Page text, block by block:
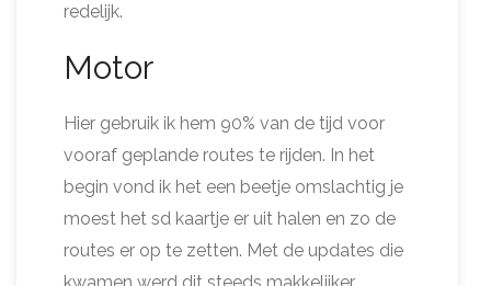
redelijk.
Motor
Hier gebruik ik hem 90% van de tijd voor
vooraf geplande routes te rijden. In het
begin vond ik het een beetje omslachtig je
moest het sd kaartje er uit halen en zo de
routes er op te zetten. Met de updates die